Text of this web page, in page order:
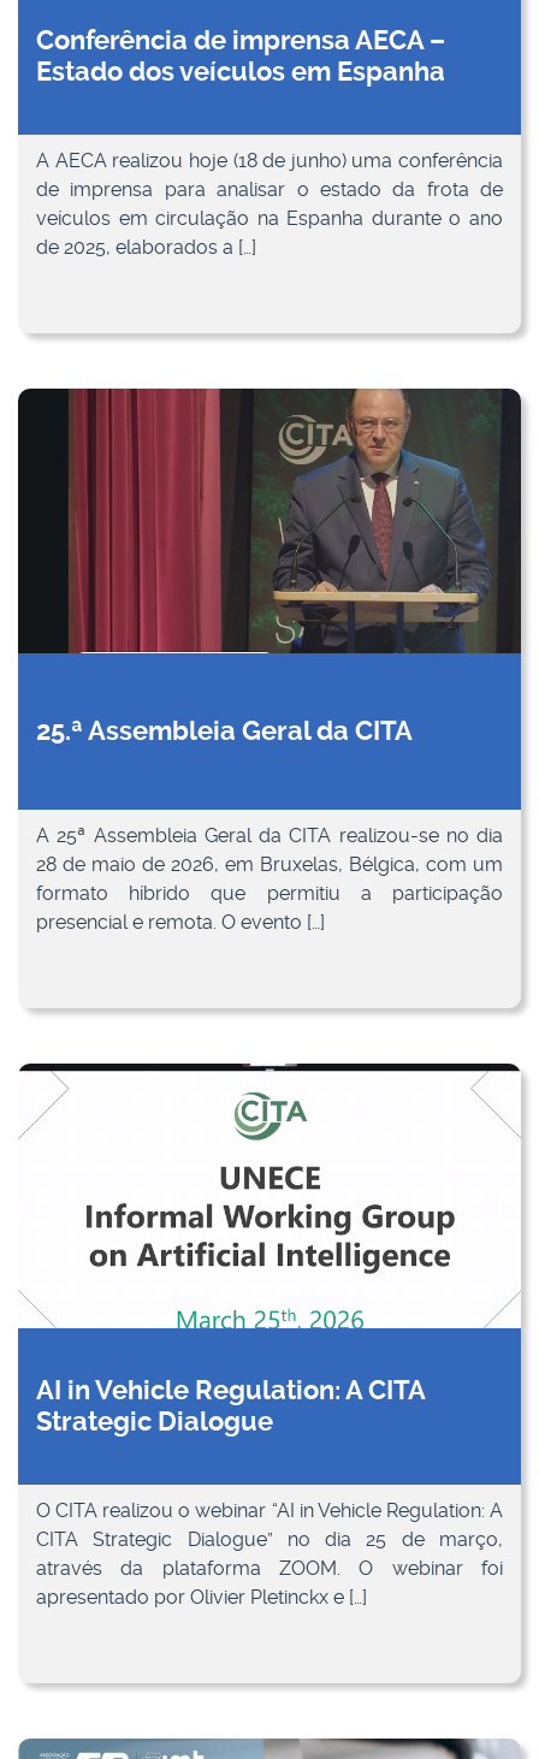
Conferência de imprensa AECA –
Estado dos veículos em Espanha
A AECA realizou hoje (18 de junho) uma conferência
de imprensa para analisar o estado da frota de
veículos em circulação na Espanha durante o ano
de 2025, elaborados a […]
25.ª Assembleia Geral da CITA
A 25ª Assembleia Geral da CITA realizou-se no dia
28 de maio de 2026, em Bruxelas, Bélgica, com um
formato híbrido que permitiu a participação
presencial e remota. O evento […]
AI in Vehicle Regulation: A CITA
Strategic Dialogue
O CITA realizou o webinar “AI in Vehicle Regulation: A
CITA Strategic Dialogue” no dia 25 de março,
através da plataforma ZOOM. O webinar foi
apresentado por Olivier Pletinckx e […]